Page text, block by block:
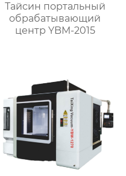
Тайсин портальный
обрабатывающий
центр YBM-2015